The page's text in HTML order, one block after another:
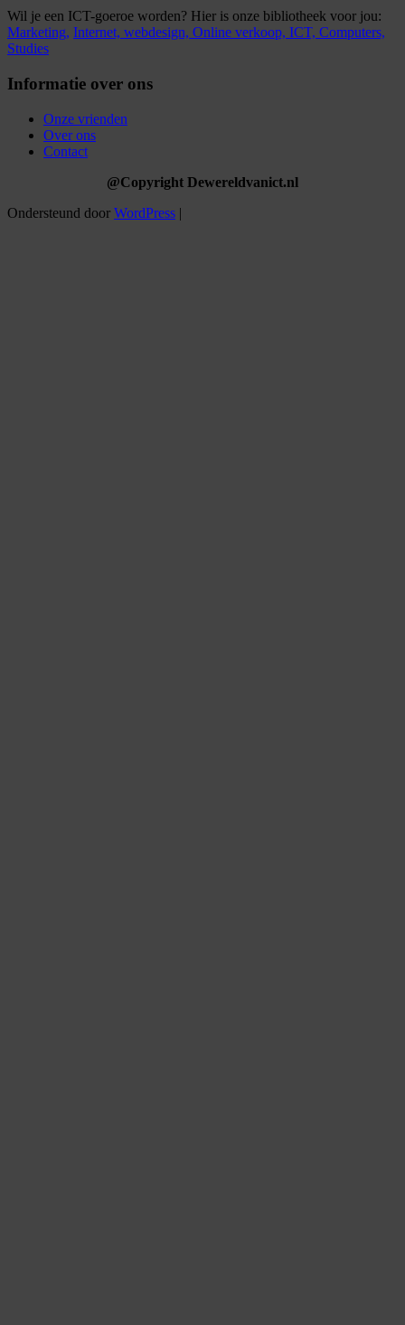
Wil je een ICT-goeroe worden? Hier is onze bibliotheek voor jou:
Marketing, Internet, webdesign, Online verkoop, ICT, Computers,
Studies
Informatie over ons
Onze vrienden
Over ons
Contact
@Copyright Dewereldvanict.nl
Ondersteund door WordPress |